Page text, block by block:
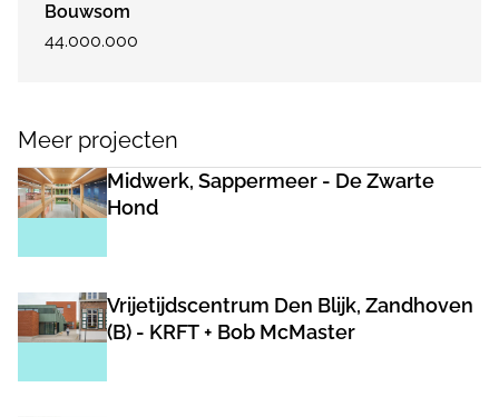
Bouwsom
44.000.000
Meer projecten
Midwerk, Sappermeer - De Zwarte
Hond
Vrijetijdscentrum Den Blijk, Zandhoven
(B) - KRFT + Bob McMaster